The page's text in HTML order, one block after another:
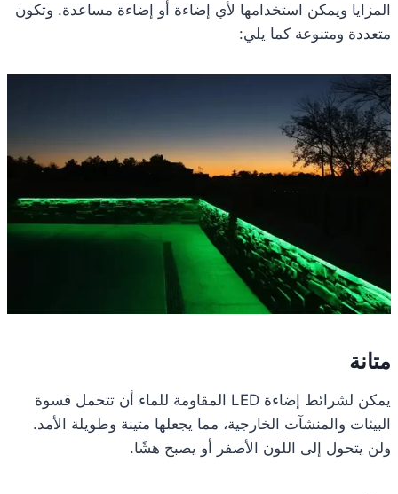
المزايا ويمكن استخدامها لأي إضاءة أو إضاءة مساعدة. وتكون
متعددة ومتنوعة كما يلي:
متانة
يمكن لشرائط إضاءة LED المقاومة للماء أن تتحمل قسوة
البيئات والمنشآت الخارجية، مما يجعلها متينة وطويلة الأمد.
ولن يتحول إلى اللون الأصفر أو يصبح هشًا.